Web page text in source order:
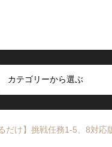
だけ】挑戦任務1-5、8対応